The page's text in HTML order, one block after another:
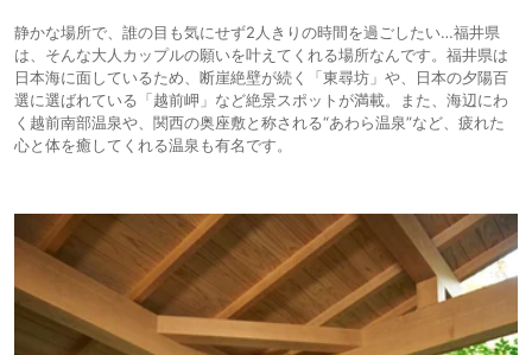
静かな場所で、誰の目も気にせず2人きりの時間を過ごしたい…福井県
は、そんな大人カップルの願いを叶えてくれる場所なんです。福井県は
日本海に面しているため、断崖絶壁が続く「東尋坊」や、日本の夕陽百
選に選ばれている「越前岬」など絶景スポットが満載。また、海辺にわ
く越前南部温泉や、関西の奥座敷と称される“あわら温泉”など、疲れた
心と体を癒してくれる温泉も有名です。